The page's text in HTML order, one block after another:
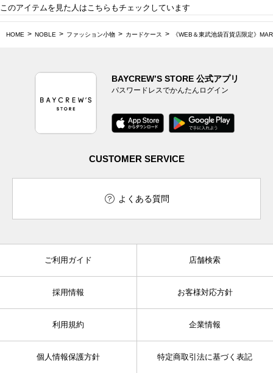
このアイテムを見た人はこちらもチェックしています
HOME NOBLE ファッション小物 カードケース 《WEB＆東武池袋百貨店限定》
BAYCREW’S STORE 公式アプリ
パスワードレスでかんたんログイン
CUSTOMER SERVICE
よくある質問
ご利用ガイド 店舗検索
採用情報 お客様対応方針
利用規約 企業情報
個人情報保護方針 特定商取引法に基づく表記